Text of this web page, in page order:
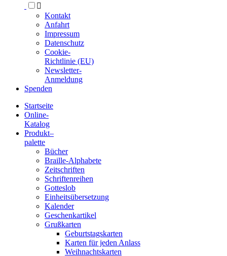

Kontakt
Anfahrt
Impressum
Datenschutz
Cookie-
Richtlinie (EU)
Newsletter-
Anmeldung
Spenden
Blindenschrift-
Verlag
Druckerei
gGmbH
Startseite
Online-
Katalog
Produkt–
palette
Bücher
Braille-Alphabete
Zeitschriften
Schriftenreihen
Gotteslob
Einheitsübersetzung
Kalender
Geschenkartikel
Grußkarten
Geburtstagskarten
Karten für jeden Anlass
Weihnachtskarten